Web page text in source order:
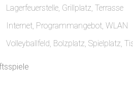
Lagerfeuerstelle, Grillplatz, Terrasse
Internet, Programmangebot, WLAN
Volleyballfeld, Bolzplatz, Spielplatz,